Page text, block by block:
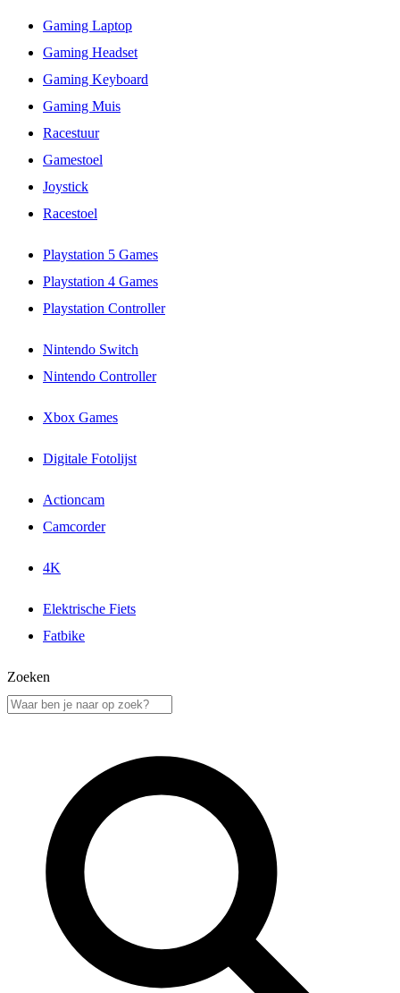
Gaming Laptop
Gaming Headset
Gaming Keyboard
Gaming Muis
Racestuur
Gamestoel
Joystick
Racestoel
Playstation 5 Games
Playstation 4 Games
Playstation Controller
Nintendo Switch
Nintendo Controller
Xbox Games
Digitale Fotolijst
Actioncam
Camcorder
4K
Elektrische Fiets
Fatbike
Zoeken